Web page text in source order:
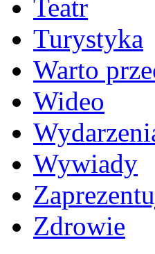
Teatr
Turystyka
Warto
Wideo
Wywiady
Zdrowie